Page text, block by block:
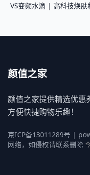
VS变频水滴 | 高科技焕
颜值之家
颜值之家提供精选优惠
方便快捷购物乐趣！
京ICP备13011289号 |
网络，如侵权请联系删除